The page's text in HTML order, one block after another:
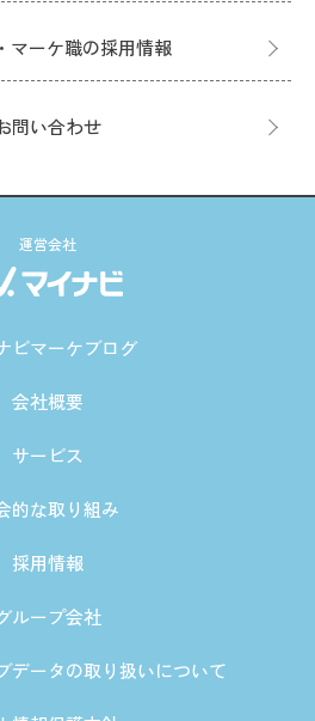
マーケ職の採用情報
問い合わせ
運営会社
ビマーケブログ
会社概要
サービス
的な取り組み
採用情報
ループ会社
データの取り扱いについて